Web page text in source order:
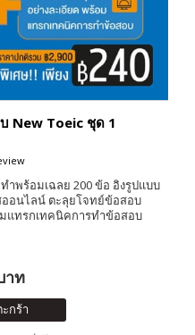
New Toeic ชุด 1
ำพร้อมเฉลย 200 ข้อ อิงรูปแบบ
ออนไลน์ ตะลุยโจทย์ข้อสอบ
แทรกเทคนิคการทำข้อสอบ
าท
กร้า